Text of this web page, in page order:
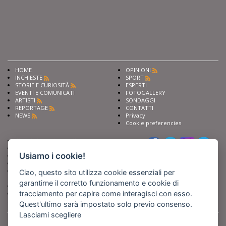
HOME
INCHIESTE
STORIE E CURIOSITÀ
EVENTI E COMUNICATI
ARTISTI
REPORTAGE
NEWS
OPINIONI
SPORT
ESPERTI
FOTOGALLERY
SONDAGGI
CONTATTI
Privacy
Cookie preferencies
Chiedi ai nostri esperti
Fai pubblicità con noi
Iscriviti al nostro corso di
giornalismo
Compra i nostri libri
Entra in Barinedita Map
Usiamo i cookie!
Ciao, questo sito utilizza cookie essenziali per
garantirne il corretto funzionamento e cookie di
tracciamento per capire come interagisci con esso.
Quest'ultimo sarà impostato solo previo consenso.
Lasciami scegliere